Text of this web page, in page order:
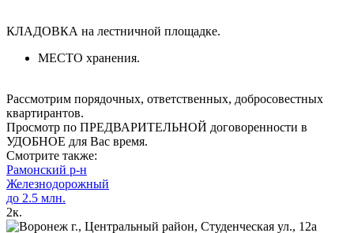
КЛАДОВКА на лестничной площадке.
МЕСТО хранения.
Рассмотрим порядочных, ответственных, добросовестных
квартирантов.
Просмотр по ПРЕДВАРИТЕЛЬНОЙ договоренности в
УДОБНОЕ для Вас время.
Смотрите также:
Рамонский р-н
Железнодорожный
до 2.5 млн.
2к.